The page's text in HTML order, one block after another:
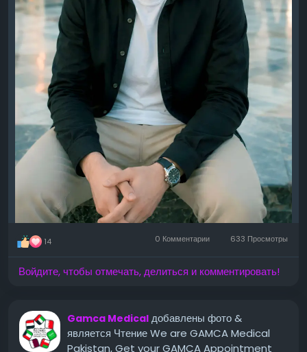
14 0 Комментарии 633 Просмотры
Войдите, чтобы отмечать, делиться и комментировать!
Gamca Medical добавлены фото&
является Чтение We are GAMCA Medical
Pakistan, Get your GAMCA Appointment